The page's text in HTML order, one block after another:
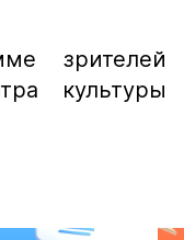
зрителей
культуры